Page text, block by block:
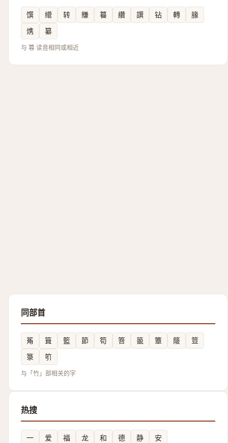
馔 䌣 转 賺 籑 纘 譔 钻 轉
腞
㷪
纂
与 篹 读音相同或相近
同部首
䇶 箿 籃 節 笱 箁 䉭 簟 䉄
䇺
箓
䇙
与「竹」部相关的字
热搜
一 爱 福 龙 和 德 静 安